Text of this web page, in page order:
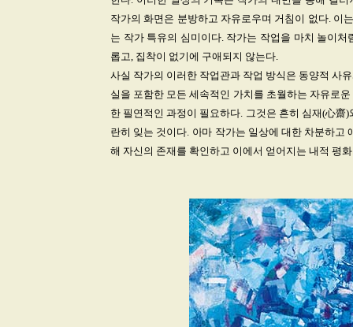
작가의 화면은 분방하고 자유로우며 거침이 없다. 이
는 작가 특유의 심미이다. 작가는 작업을 마치 놀이
롭고, 집착이 없기에 구애되지 않는다.
사실 작가의 이러한 작업관과 작업 방식은 동양적 사
실을 포함한 모든 세속적인 가치를 초월하는 자유로
한 필연적인 과정이 필요하다. 그것은 흔히 심재(心
란히 잊는 것이다. 아마 작가는 일상에 대한 차분하고
해 자신의 존재를 확인하고 이에서 얻어지는 내적 평